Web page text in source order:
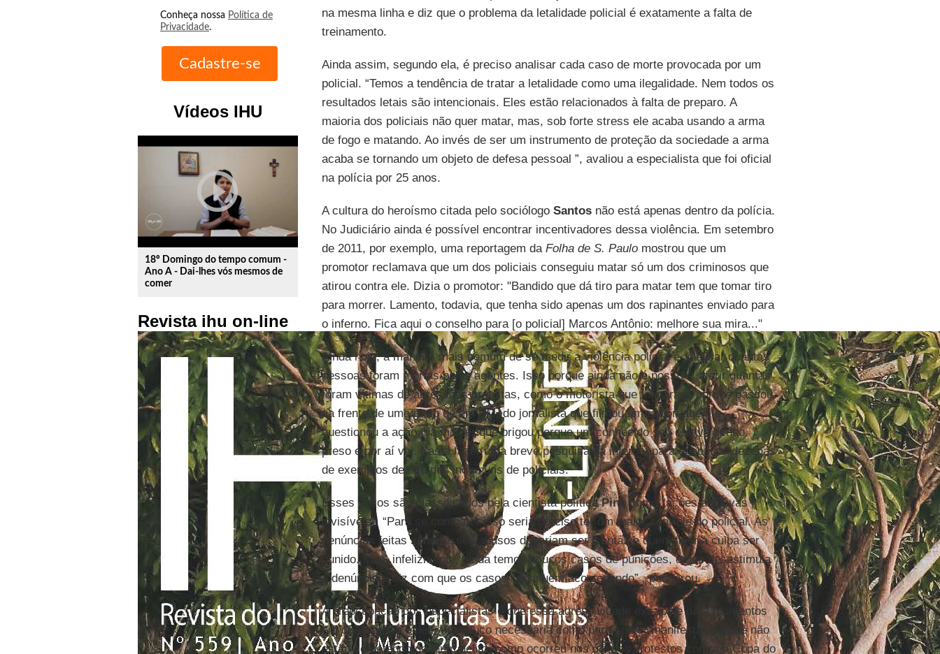
Conheça nossa Política de
Privacidade.
Vídeos IHU
play_circle_outline
18º Domingo do tempo comum -
Ano A - Dai-lhes vós mesmos de
comer
Revista ihu on-line
na mesma linha e diz que o problema da letalidade policial é exatamente a falta de
treinamento.
Ainda assim, segundo ela, é preciso analisar cada caso de morte provocada por um
policial. “Temos a tendência de tratar a letalidade como uma ilegalidade. Nem todos os
resultados letais são intencionais. Eles estão relacionados à falta de preparo. A
maioria dos policiais não quer matar, mas, sob forte stress ele acaba usando a arma
de fogo e matando. Ao invés de ser um instrumento de proteção da sociedade a arma
acaba se tornando um objeto de defesa pessoal ”, avaliou a especialista que foi oficial
na polícia por 25 anos.
A cultura do heroísmo citada pelo sociólogo Santosnão está apenas dentro da polícia.
No Judiciário ainda é possível encontrar incentivadores dessa violência. Em setembro
de 2011, por exemplo, uma reportagem da Folha de S. Paulomostrou que um
promotor reclamava que um dos policiais conseguiu matar só um dos criminosos que
atirou contra ele. Dizia o promotor: "Bandido que dá tiro para matar tem que tomar tiro
para morrer. Lamento, todavia, que tenha sido apenas um dos rapinantes enviado para
o inferno. Fica aqui o conselho para [o policial] Marcos Antônio: melhore sua mira..."
Ainda hoje, a maneira mais comum de se medir a violência policial é analisar quantas
pessoas foram mortas pelos agentes. Isso porque ainda não é possível aferir quantas
foram vítimas de agressões gratuitas, como o motorista que foi parado porque passou
na frente de uma moto de um PM, do jornalista que filmou uma abordagem e
questionou a ação, da mulher que brigou porque um conhecido seu estava sendo
preso e por aí vai. Basta fazer uma breve pesquisa na internet para encontrar dezenas
de exemplos de atitudes incomuns de policiais.
Esses casos são classificados pela cientista políticaPinccomo “ações abusivas
invisíveis”. “Para se combater isso seria preciso ter um maior controle do policial. As
denúncias feitas sobre esses abusos deveriam ser isentas e quem tiver a culpa ser
punido. Mas, infelizmente, ainda temos poucos casos de punições, o que desestimula
a denúncia e faz com que os casos continuem acontecendo” , ponderou.
A preocupação dos especialistas é que essa agressividade extrapole para momentos
em que ela não é nem um pouco necessária como para conter manifestantes que não
estão cometendo nenhum delito, como ocorreu nos últimos protestos contra a Copa do